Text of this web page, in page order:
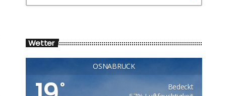
Wetter
OSNABRÜCK
°
Bedeckt